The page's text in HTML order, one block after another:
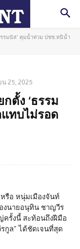
รมนัส' คุมน้ำท่วม ปชช.หนีน้ำ
25, 2025
ตั้ง ‘ธรรม
ทบไม่รอด
รือ หนุ่มเมืองจันท์
งนายอนุทิน ชาญวีร
ครั้งนี้ สะท้อนถึงฝีมือ
กูล” ได้ชัดเจนที่สุด